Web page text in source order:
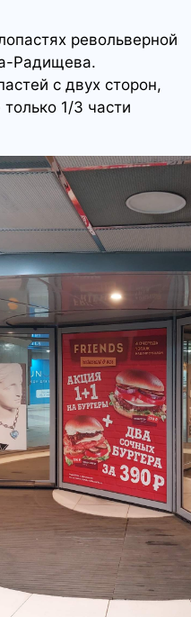
револьверной
Радищева.
с двух сторон,
1/3 части